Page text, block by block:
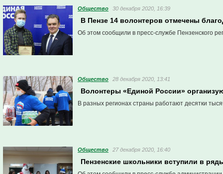
Общество 30 декабря 2020, 16:39
В Пензе 14 волонтеров отмечены
Об этом сообщили в пресс-службе Пензенского
Общество 28 декабря 2020, 13:41
Волонтеры «Единой России»
В разных регионах страны работают десятки
Общество 27 декабря 2020, 16:40
Пензенские школьники вступили в